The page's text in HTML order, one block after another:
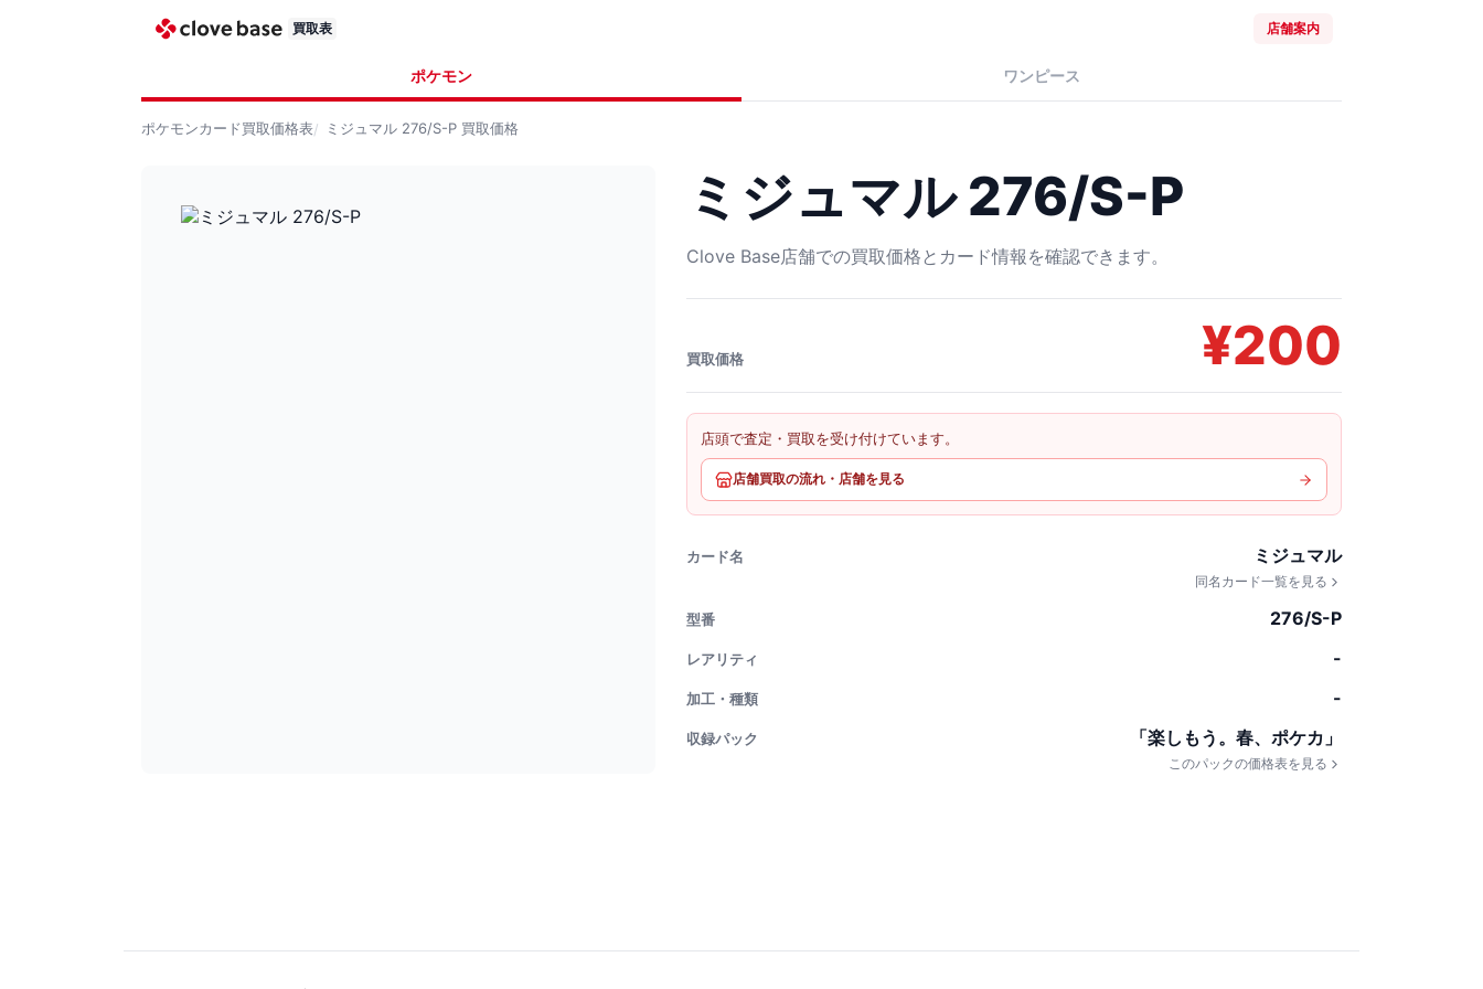
買取表 店舗案内
ポケモン ワンピース
ポケモンカード買取価格表 ミジュマル 276/S-P 買取価格
ミジュマル 276/S-P
Clove Base店舗での買取価格とカード情報を確認できます。
買取価格 ¥200
店頭で査定・買取を受け付けています。
店舗買取の流れ・店舗を見る
カード名 ミジュマル
同名カード一覧を見る
型番 276/S-P
レアリティ -
加工・種類 -
収録パック 「楽しもう。春、ポケカ」
このパックの価格表を見る